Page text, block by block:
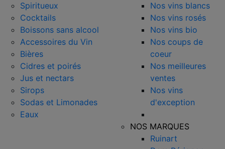
Spiritueux
Cocktails
Boissons sans alcool
Accessoires du Vin
Bières
Cidres et poirés
Jus et nectars
Sirops
Sodas et Limonades
Eaux
Nos vins blancs
Nos vins rosés
Nos vins bio
Nos coups de
coeur
Nos meilleures
ventes
Nos vins
d'exception
NOS MARQUES
Ruinart